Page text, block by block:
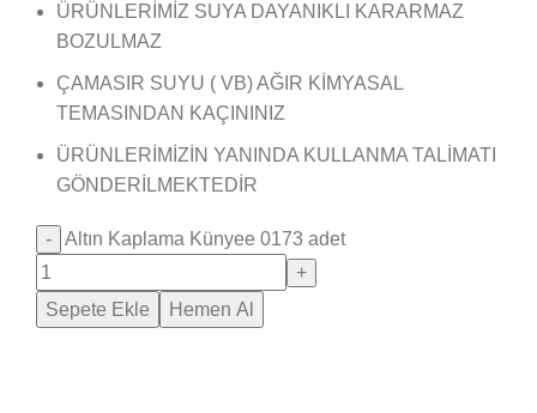
ÜRÜNLERİMİZ SUYA DAYANIKLI KARARMAZ
BOZULMAZ
ÇAMASIR SUYU ( VB) AĞIR KİMYASAL
TEMASINDAN KAÇININIZ
ÜRÜNLERİMİZİN YANINDA KULLANMA TALİMATI
GÖNDERİLMEKTEDİR
Altın Kaplama Künyee 0173 adet
Sepete Ekle Hemen Al